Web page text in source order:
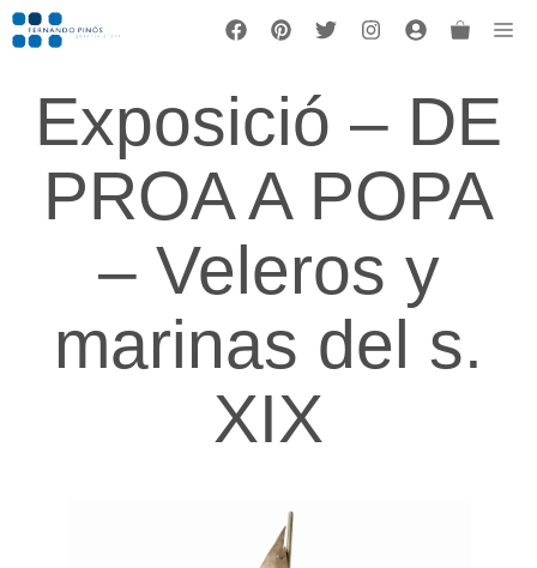
Vés
al
Exposició – DE
PROA A POPA
– Veleros y
marinas del s.
XIX